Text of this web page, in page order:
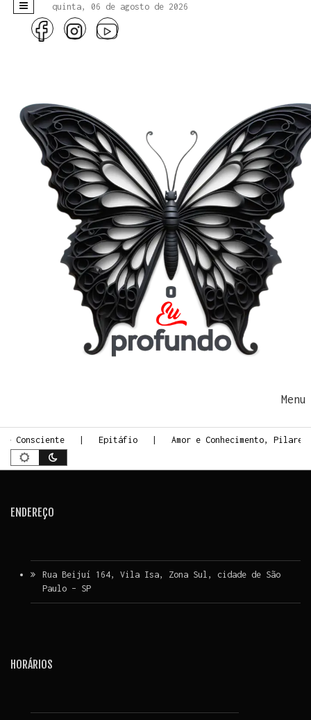
quinta, 06 de agosto de 2026
Consciente Epitáfio Amor e Conhecimento,
ENDEREÇO
Rua Beijuí 164, Vila Isa, Zona Sul, cidade de São
Paulo – SP
HORÁRIOS